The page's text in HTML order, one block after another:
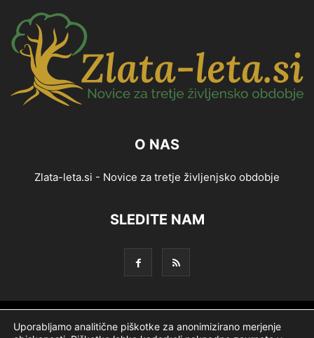
O NAS
Zlata-leta.si - Novice za tretje življenjsko obdobje
SLEDITE NAM
Splošni pogoji Piškotki Politika zasebnosti
Uporabljamo analitične piškotke za anonimizirano merjenje